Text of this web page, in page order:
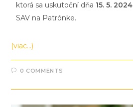
ktorá sa uskutoční dňa 15. 5. 2024
SAV na Patrónke.
(viac…)
0 COMMENTS